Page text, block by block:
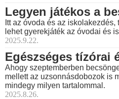
Legyen játékos a
Itt az óvoda és az
lehet gyerekjáték az óvodai és
2025.9.22.
Egészséges tízórai
Ahogy szeptemberben
mellett az uzsonnásdobozok is
mindegy milyen tartalommal.
2025.8.26.